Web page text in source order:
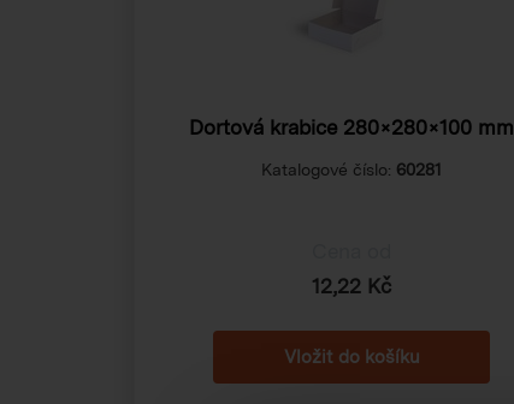
Dortová krabice 280×280×100 mm
Katalogové číslo: 60281
12,22 Kč